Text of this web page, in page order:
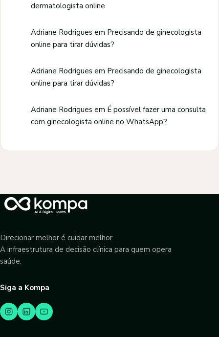
dermatologista online
Adriane Rodrigues em Precisando de ginecologista
online para tirar dúvidas?
Adriane Rodrigues em Precisando de ginecologista
online para tirar dúvidas?
Adriane Rodrigues em É possível fazer uma consulta
com ginecologista online no WhatsApp?
Direcionar melhor é cuidar melhor.
A infraestrutura de decisão clínica para quem opera
saúde.
Siga a Kompa